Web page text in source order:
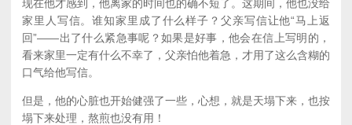
现在他才感到，他离家的时间也的确不短了。这期间，他也没给
家里人写信。谁知家里成了什么样子？父亲写信让他“马上返
回”——出了什么紧急事呢？如果是好事，他会在信上写明的，
看来家里一定有什么不幸了，父亲怕他着急，才用了这么含糊的
口气给他写信。
但是，他的心脏也开始健强了一些，心想，就是天塌下来，也按
塌下来处理，熬煎也没有用！